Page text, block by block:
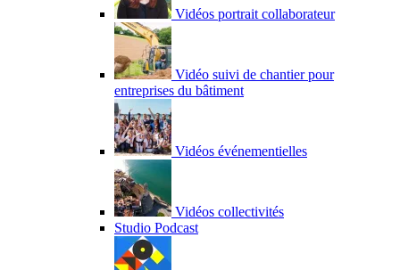
Vidéos portrait collaborateur
Vidéo suivi de chantier pour
entreprises du bâtiment
Vidéos événementielles
Vidéos collectivités
Studio Podcast